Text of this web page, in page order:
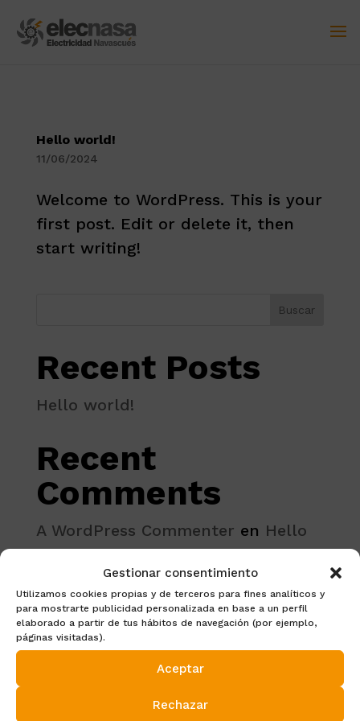
Gestionar consentimiento
Utilizamos cookies propias y de terceros para fines analíticos y
para mostrarte publicidad personalizada en base a un perfil
elaborado a partir de tus hábitos de navegación (por ejemplo,
páginas visitadas).
Aceptar
Rechazar
Hello world!
11/06/2024
Welcome to WordPress. This is your
first post. Edit or delete it, then
start writing!
Buscar
Recent Posts
Hello world!
Recent
Comments
A WordPress Commenter en Hello
world!